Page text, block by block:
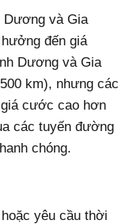
Dương và Gia
đến giá
Dương và Gia
km), nhưng các
cước cao hơn
các tuyến đường
chóng.
yêu cầu thời